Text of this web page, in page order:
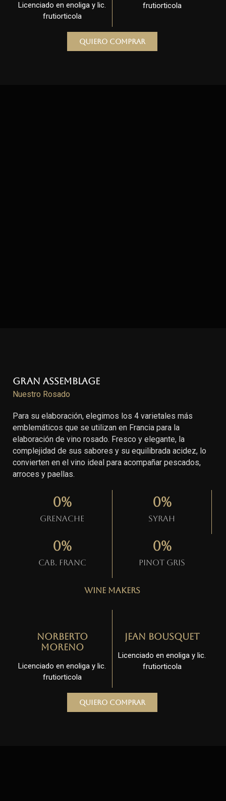
Licenciado en enoliga y lic.
frutiorticola
frutiorticola
Quiero comprar
Gran Assemblage
Nuestro Rosado
Para su elaboración, elegimos los 4 varietales más
emblemáticos que se utilizan en Francia para la
elaboración de vino rosado. Fresco y elegante, la
complejidad de sus sabores y su equilibrada acidez, lo
convierten en el vino ideal para acompañar pescados,
arroces y paellas.
Grenache
0%
Syrah
0%
Cab. Franc
0%
Pinot gris
0%
Wine Makers
Norberto
Moreno
Licenciado en enoliga y lic.
frutiorticola
Jean Bousquet
Licenciado en enoliga y lic.
frutiorticola
Quiero comprar